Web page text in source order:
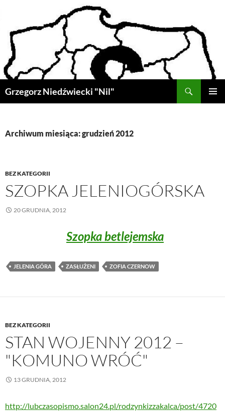
treści
Grzegorz Niedźwiecki "Nil"
Archiwum miesiąca: grudzień 2012
BEZ KATEGORII
SZOPKA JELENIOGÓRSKA
20 GRUDNIA, 2012
Szopka betlejemska
JELENIA GÓRA ZASŁUŻENI ZOFIA CZERNOW
BEZ KATEGORII
STAN WOJENNY 2012 –
"KOMUNO WRÓĆ"
13 GRUDNIA, 2012
http://lubczasopismo.salon24.pl/rodzynkizzakalca/post/4720